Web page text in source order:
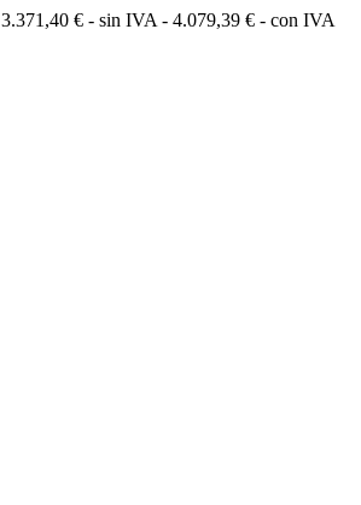
3.371,40 € - sin IVA - 4.079,39 € - con IVA